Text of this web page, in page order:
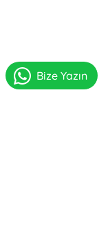
Bize Yazın